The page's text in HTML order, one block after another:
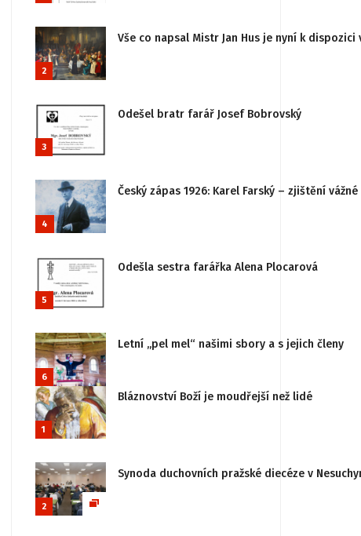
2
Vše co napsal Mistr Jan Hus je nyní k
3
Odešel bratr farář Josef Bobrovský
4
Český zápas 1926: Karel Farský – zjištění
5
Odešla sestra farářka Alena Plocarová
6
Letní „pel mel“ našimi sbory a s jejich členy
1
Bláznovství Boží je moudřejší než lidé
2
Synoda duchovních pražské diecéze v